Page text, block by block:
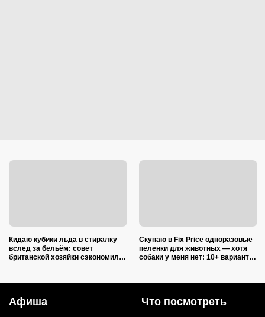
Кидаю кубики льда в стиралку
вслед за бельём: совет
британской хозяйки сэкономил
Скупаю в Fix Price одноразовые
пеленки для животных — хотя
собаки у меня нет: 10+ вариантов
Афиша Что посмотреть